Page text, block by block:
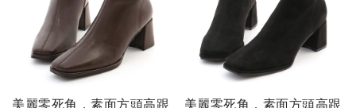
美麗零死角．素面方頭高跟
美麗零死角．素面方頭高跟